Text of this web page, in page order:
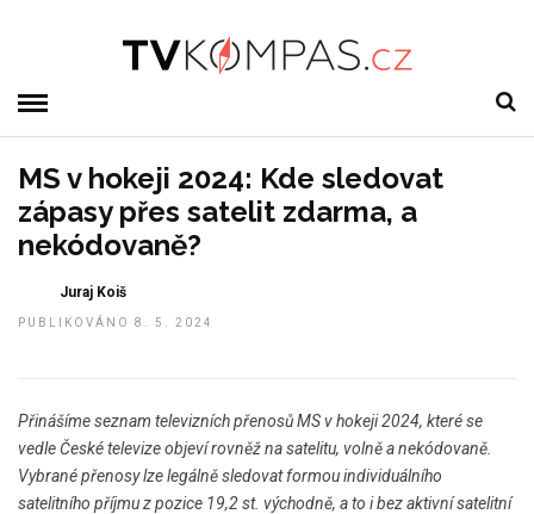
MS v hokeji 2024: Kde sledovat
zápasy přes satelit zdarma, a
nekódovaně?
Juraj Koiš
PUBLIKOVÁNO 8. 5. 2024
Přinášíme seznam televizních přenosů MS v hokeji 2024, které se
vedle České televize objeví rovněž na satelitu, volně a nekódovaně.
Vybrané přenosy lze legálně sledovat formou individuálního
satelitního příjmu z pozice 19,2 st. východně, a to i bez aktivní satelitní